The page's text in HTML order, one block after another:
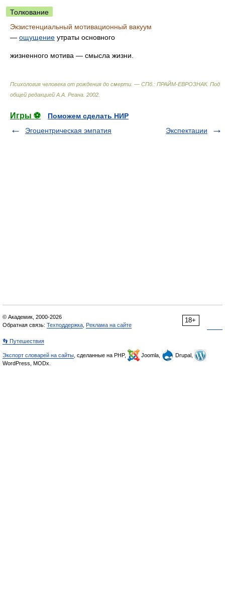
Толкование
Экзистенциальный мотивационный вакуум
— ощущение утраты основного
жизненного мотива — смысла жизни.
Психология человека от рождения до смерти. — СПб.: ПРАЙМ-ЕВРОЗНАК. Под
общей редакцией А.А. Реана 2002
Игры ⚽
Поможем сделать НИР
Эгоцентрическая эмпатия
Экспектации
18+
© Академик, 2000-2026
Обратная связь: Техподдержка Реклама на сайте
👣 Путешествия
Экспорт словарей на сайты , сделанные на PHP, Joomla,
Drupal,
WordPress, MODx.